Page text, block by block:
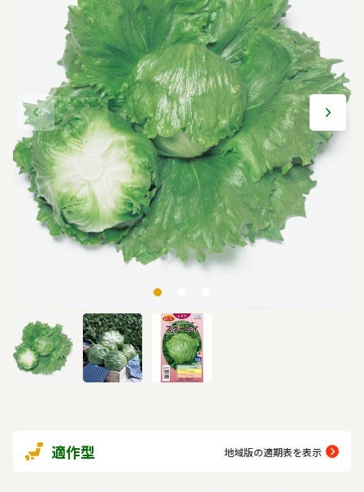
適作型 地域版の適期表を表示